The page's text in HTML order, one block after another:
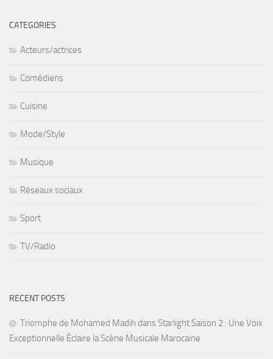
CATEGORIES
Acteurs/actrices
Comédiens
Cuisine
Mode/Style
Musique
Réseaux sociaux
Sport
TV/Radio
RECENT POSTS
Triomphe de Mohamed Madih dans Starlight Saison 2 : Une Voix
Exceptionnelle Éclaire la Scène Musicale Marocaine